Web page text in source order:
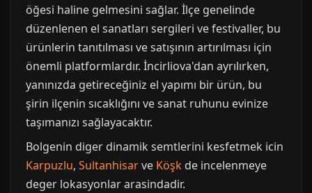
öğesi haline gelmesini sağlar. İlçe genelinde
düzenlenen el sanatları sergileri ve festivaller, bu
ürünlerin tanıtılması ve satışının artırılması için
önemli platformlardır. İncirliova'dan ayrılırken,
yanınızda getireceğiniz el yapımı bir ürün, bu
şirin ilçenin sıcaklığını ve sanat ruhunu evinize
taşımanızı sağlayacaktır.
Bolgenin diger dinamik semtlerini kesfetmek icin
Karpuzlu, Sultanhisarve Köşk de incelenmeye
deger lokasyonlar arasindadir.